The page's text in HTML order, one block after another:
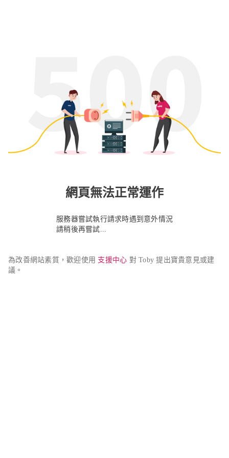
網頁無法正常運作
服務器嘗試執行請求時遇到意外情況
請稍後再嘗試...
為改善網站素質，歡迎使用 支援中心 對 Toby 提出寶貴意見或建
議。